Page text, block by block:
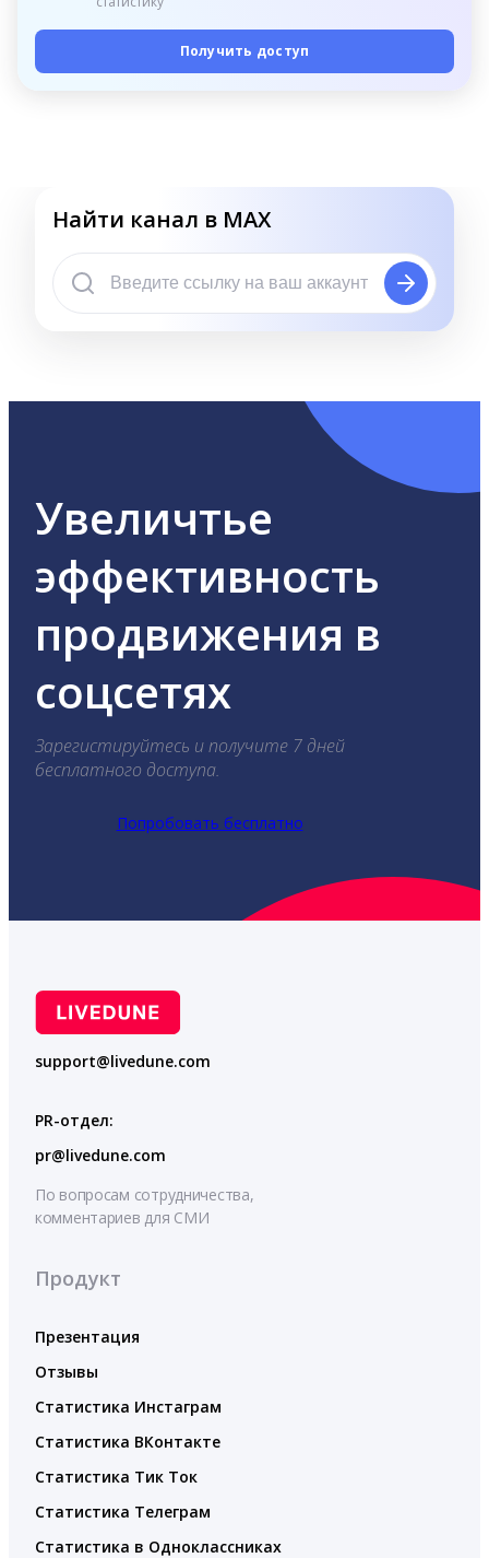
Получить доступ
Найти канал в MAX
Увеличтье
эффективность
продвижения в
соцсетях
Зарегистируйтесь и получите 7 дней
бесплатного доступа.
Попробовать бесплатно
support@livedune.com
PR-отдел:
pr@livedune.com
По вопросам сотрудничества,
комментариев для СМИ
Продукт
Презентация
Отзывы
Статистика Инстаграм
Статистика ВКонтакте
Статистика Тик Ток
Статистика Телеграм
Статистика в Одноклассниках